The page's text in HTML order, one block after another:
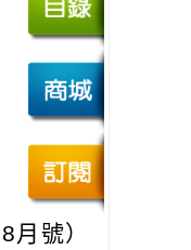
月號）